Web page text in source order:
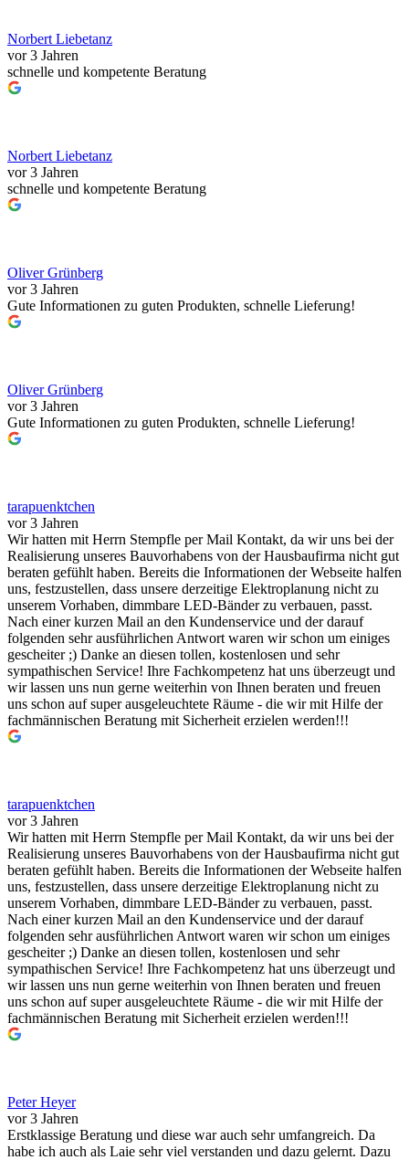
Norbert Liebetanz
vor 3 Jahren
schnelle und kompetente Beratung
Norbert Liebetanz
vor 3 Jahren
schnelle und kompetente Beratung
Oliver Grünberg
vor 3 Jahren
Gute Informationen zu guten Produkten, schnelle Lieferung!
Oliver Grünberg
vor 3 Jahren
Gute Informationen zu guten Produkten, schnelle Lieferung!
tarapuenktchen
vor 3 Jahren
Wir hatten mit Herrn Stempfle per Mail Kontakt, da wir uns bei der
Realisierung unseres Bauvorhabens von der Hausbaufirma nicht gut
beraten gefühlt haben. Bereits die Informationen der Webseite halfen
uns, festzustellen, dass unsere derzeitige Elektroplanung nicht zu
unserem Vorhaben, dimmbare LED-Bänder zu verbauen, passt.
Nach einer kurzen Mail an den Kundenservice und der darauf
folgenden sehr ausführlichen Antwort waren wir schon um einiges
gescheiter ;) Danke an diesen tollen, kostenlosen und sehr
sympathischen Service! Ihre Fachkompetenz hat uns überzeugt und
wir lassen uns nun gerne weiterhin von Ihnen beraten und freuen
uns schon auf super ausgeleuchtete Räume - die wir mit Hilfe der
fachmännischen Beratung mit Sicherheit erzielen werden!!!
tarapuenktchen
vor 3 Jahren
Wir hatten mit Herrn Stempfle per Mail Kontakt, da wir uns bei der
Realisierung unseres Bauvorhabens von der Hausbaufirma nicht gut
beraten gefühlt haben. Bereits die Informationen der Webseite halfen
uns, festzustellen, dass unsere derzeitige Elektroplanung nicht zu
unserem Vorhaben, dimmbare LED-Bänder zu verbauen, passt.
Nach einer kurzen Mail an den Kundenservice und der darauf
folgenden sehr ausführlichen Antwort waren wir schon um einiges
gescheiter ;) Danke an diesen tollen, kostenlosen und sehr
sympathischen Service! Ihre Fachkompetenz hat uns überzeugt und
wir lassen uns nun gerne weiterhin von Ihnen beraten und freuen
uns schon auf super ausgeleuchtete Räume - die wir mit Hilfe der
fachmännischen Beratung mit Sicherheit erzielen werden!!!
Peter Heyer
vor 3 Jahren
Erstklassige Beratung und diese war auch sehr umfangreich. Da
habe ich auch als Laie sehr viel verstanden und dazu gelernt. Dazu